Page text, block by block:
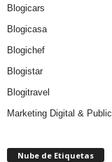
Blogicars
Blogicasa
Blogichef
Blogistar
Blogitravel
Marketing Digital &
Nube de Etiquetas